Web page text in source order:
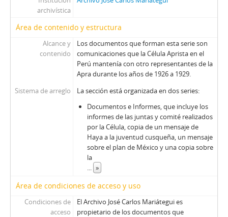
archivística
Área de contenido y estructura
Alcance y
contenido
Los documentos que forman esta serie son
comunicaciones que la Célula Aprista en el
Perú mantenía con otro representantes de la
Apra durante los años de 1926 a 1929.
Sistema de arreglo
La sección está organizada en dos series:
Documentos e Informes, que incluye los
informes de las juntas y comité realizados
por la Célula, copia de un mensaje de
Haya a la juventud cusqueña, un mensaje
sobre el plan de México y una copia sobre
la
... »
Área de condiciones de acceso y uso
Condiciones de
acceso
El Archivo José Carlos Mariátegui es
propietario de los documentos que